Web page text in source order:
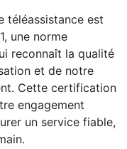
téléassistance est
une norme
reconnaît la qualité
et de notre
Cette certification
engagement
un service fiable,